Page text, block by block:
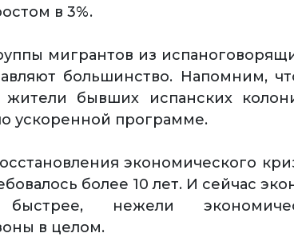
в 3%.
мигрантов из
большинство. Напомним,
жители бывших испанских
ускоренной программе.
экономического
более 10 лет. И сейчас
быстрее, нежели
в целом.